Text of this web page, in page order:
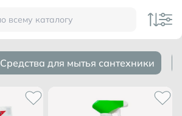
Средства для мытья сантехники